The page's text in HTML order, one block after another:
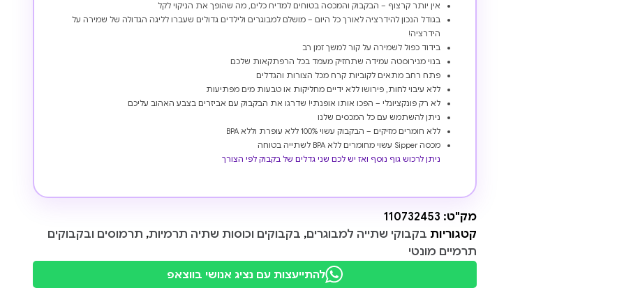
אין יותר קרצוף – הבקבוק והמכסה בטוחים למדיח כלים, מה שהופך את הניקוי לקל
בגודל הנכון להידרציה לאורך כל היום – מושלם למבוגרים ולילדים גדולים שעברו לליגה הגדולה של שמירה על
הידרציה!
בידוד כפול לשמירה על קור למשך זמן רב
בנוי מנירוסטה עמידה שתחזיק מעמד בכל הרפתקאות שלכם
פתח רחב מתאים לקוביות קרח מכל הצורות והגדלים
ללא עיבוי לחות, פירושו ללא ידיים מחליקות או טבעות מים מפתיעות
לא רק פונקציונלי – הפכו אותו אופנתי! שדרגו את הבקבוק עם אביזרים בצבע האהוב עליכם
ניתן להשתמש עם כל המכסים שלנו
ללא חומרים מזיקים – הבקבוק עשוי 100% ללא עופרת וללא BPA
מכסה Sipper עשוי מחומרים ללא BPA לשתייה בטוחה
ניתן לרכוש גוף נוסף ואז יש לכם שני גדלים של בקבוק לפי הצורך
מק"ט: 110732453
קטגוריות בקבוקי שתייה למבוגרים, בקבוקים וכוסות שתיה תרמיות, תרמוסים ובקבוקים
תרמיים מונטי
להתייעצות עם נציג אנושי בווצאפ